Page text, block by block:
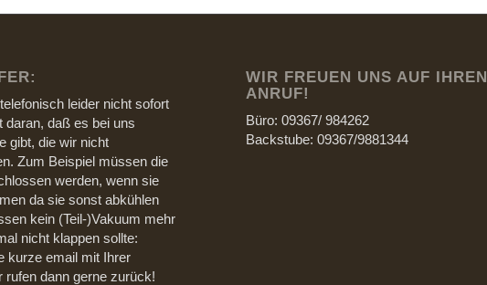
leider nicht sofort
daran, daß es bei uns
gibt, die wir nicht
Zum Beispiel müssen die
werden, wenn sie
da sie sonst abkühlen
kein (Teil-)Vakuum mehr
nicht klappen sollte:
kurze email mit Ihrer
rufen dann gerne zurück!
WIR FREUEN UNS AUF IHREN
ANRUF!
Büro: 09367/ 984262
Backstube: 09367/9881344